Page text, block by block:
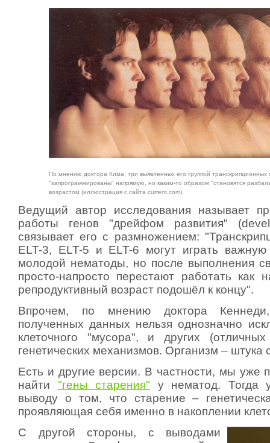
По мнению доктора Кима, три выявленных его группой транскрипционных
"запрограммированы" напрямую, но каким-то образом "становятся
возрастом (иллюстрация с сайта current.com).
Ведущий автор исследования называет
работы генов "дрейфом развития"
связывает его с размножением:
ELT-3, ELT-5 и ELT-6 могут играть
молодой нематоды, но после выполнения
просто-напросто перестают работать как
репродуктивный возраст подошёл к концу".
Впрочем, по мнению доктора
полученных данных нельзя однозначно
клеточного "мусора", и других
генетических механизмов. Организм – штука
Есть и другие версии. В частности, мы уже
найти "гены старения" у нематод. Тогда
выводу о том, что старение –
проявляющая себя именно в накоплении
С другой стороны, с выводами